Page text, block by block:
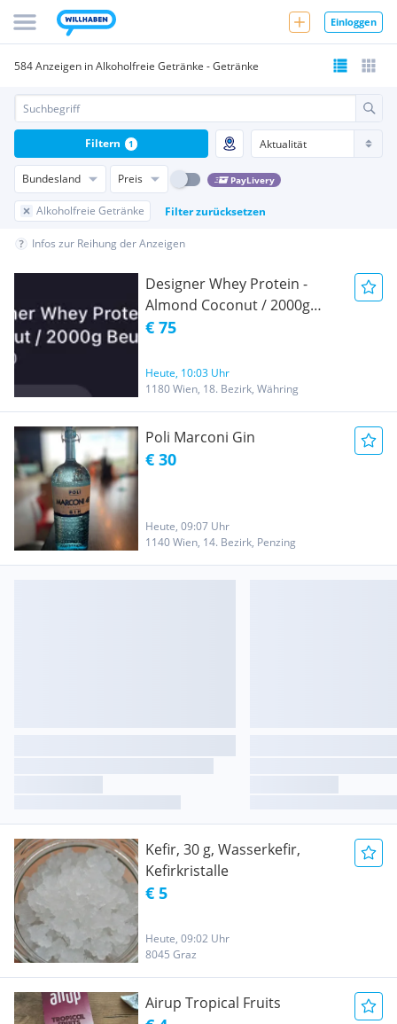
Einloggen
584 Anzeigen in Alkoholfreie Getränke - Getränke
Bundesland Preis PayLivery
Alkoholfreie Getränke Filter zurücksetzen
Filtern 1
Infos zur Reihung der Anzeigen
Designer Whey Protein -
Almond Coconut / 2000g
Beutel
€ 75
Heute, 10:03 Uhr
1180 Wien, 18. Bezirk, Währing
Poli Marconi Gin
€ 30
Heute, 09:07 Uhr
1140 Wien, 14. Bezirk, Penzing
Kefir, 30 g, Wasserkefir,
Kefirkristalle
€ 5
Heute, 09:02 Uhr
8045 Graz
Airup Tropical Fruits